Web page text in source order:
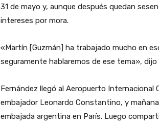
31 de mayo y, aunque después quedan
intereses por mora.
«Martín [Guzmán] ha trabajado mucho en
seguramente hablaremos de ese tema»,
Fernández llegó al Aeropuerto Internacional
embajador Leonardo Constantino, y
embajada argentina en París. Luego